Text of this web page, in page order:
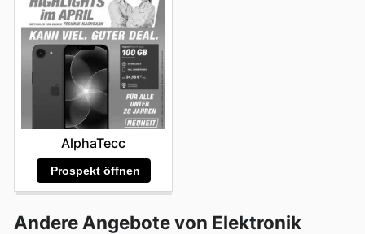
AlphaTecc
Prospekt öffnen
Andere Angebote von Elektronik